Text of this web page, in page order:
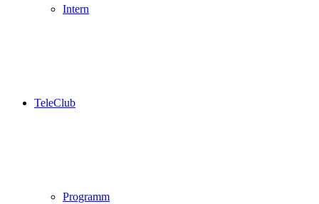
Intern
TeleClub
Programm